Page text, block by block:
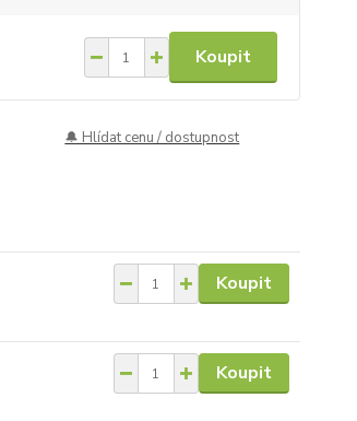
Koupit
🔔 Hlídat cenu / dostupnost
Koupit
Koupit